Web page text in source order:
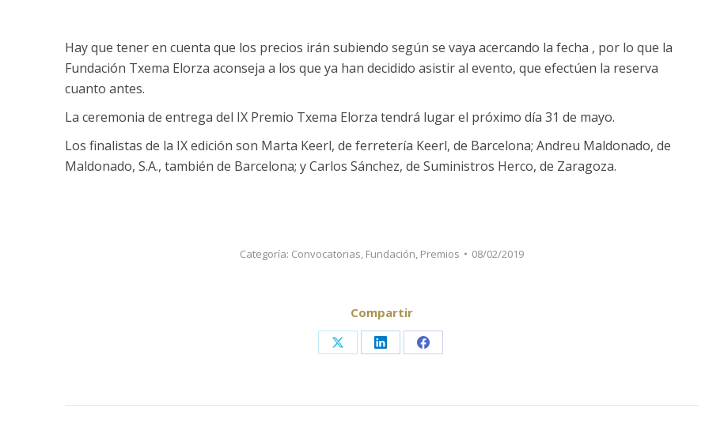
Hay que tener en cuenta que los precios irán subiendo según se vaya acercando la fecha , por lo que la
Fundación Txema Elorza aconseja a los que ya han decidido asistir al evento, que efectúen la reserva
cuanto antes.
La ceremonia de entrega del IX Premio Txema Elorza tendrá lugar el próximo día 31 de mayo.
Los finalistas de la IX edición son Marta Keerl, de ferretería Keerl, de Barcelona; Andreu Maldonado, de
Maldonado, S.A., también de Barcelona; y Carlos Sánchez, de Suministros Herco, de Zaragoza.
Categoría: Convocatorias, Fundación, Premios 08/02/2019
Compartir
Share
X
Share
LinkedIn
Share
Facebook